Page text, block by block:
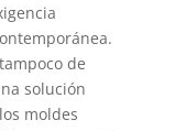
de
solución
moldes